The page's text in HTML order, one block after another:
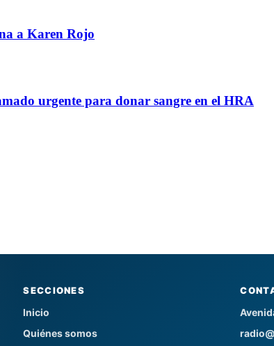
a Karen Rojo
urgente para donar sangre en el HRA
SECCIONES
Inicio
Quiénes somos